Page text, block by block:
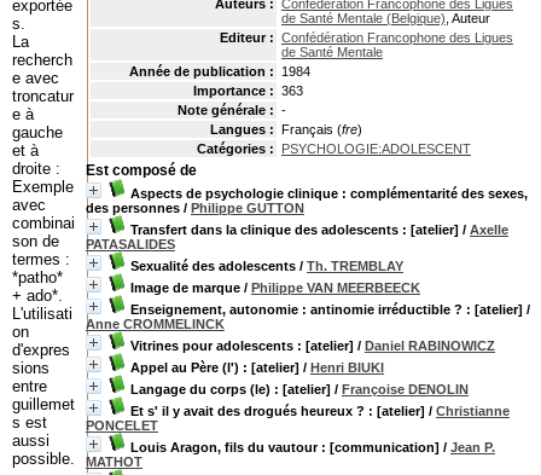
Auteurs : Confédération Francophone des Ligues
de Santé Mentale (Belgique) , Auteur
Editeur : Confédération Francophone des Ligues
de Santé Mentale
Année de publication :
1984
Importance : 363
Note générale : -
Langues : Français (fre)
Catégories :
PSYCHOLOGIE:ADOLESCENT
Est composé de
Aspects de psychologie clinique : complémentarité des sexes,
des personnes/ Philippe GUTTON
Transfert dans la clinique des adolescents : [atelier] / Axelle
PATASALIDES
Sexualité des adolescents/ Th. TREMBLAY
Image de marque/ Philippe VAN MEERBEECK
Enseignement, autonomie : antinomie irréductible ? : [atelier] /
Anne CROMMELINCK
Vitrines pour adolescents : [atelier] / Daniel RABINOWICZ
Appel au Père (l') : [atelier] / Henri BIUKI
Langage du corps (le) : [atelier] / Françoise DENOLIN
Et s' il y avait des drogués heureux ? : [atelier] / Christianne
PONCELET
Louis Aragon, fils du vautour : [communication] / Jean P.
MATHOT
exportée
s.
La
recherch
e avec
troncatur
e à
gauche
et à
droite :
Exemple
avec
combinai
son de
termes :
*patho*
+ ado*.
L'utilisati
on
d'expres
sions
entre
guillemet
s est
aussi
possible.